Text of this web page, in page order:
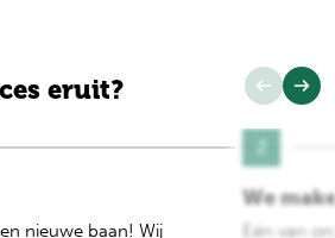
eruit?
nieuwe baan! Wij
We
Eén van